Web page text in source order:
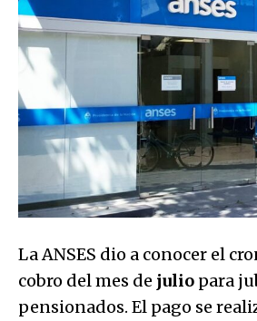
La ANSES dio a conocer el
cobro del mes de julio para
pensionados. El pago se